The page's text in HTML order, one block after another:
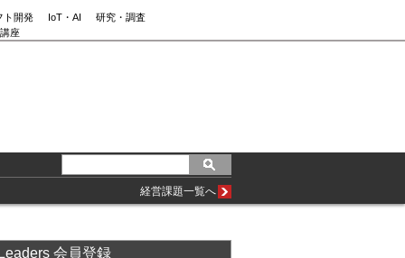
ト開発 IoT・AI
研究・調査
座
経営課題一覧へ
会員登録